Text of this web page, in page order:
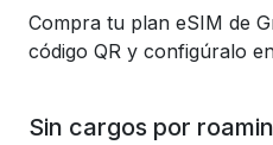
Compra tu plan eSIM de
código QR y configúralo
Sin cargos por